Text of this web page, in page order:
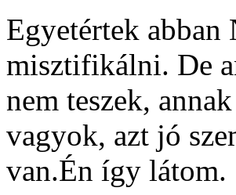
Egyetértek
misztifikálni. De
nem teszek,
vagyok, azt jó
van.Én így látom.